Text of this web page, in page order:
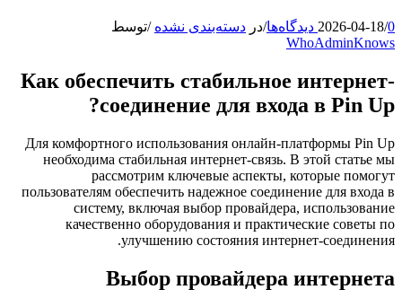
2026-04-18/0 دیدگاه‌ها /در دسته‌بندی نشده /توسط
WhoAdminKnows
Как обеспечить стабильное интернет-
соединение для входа в Pin Up?
Для комфортного использования онлайн-платформы Pin Up
необходима стабильная интернет-связь. В этой статье мы
рассмотрим ключевые аспекты, которые помогут
пользователям обеспечить надежное соединение для входа в
систему, включая выбор провайдера, использование
качественно оборудования и практические советы по
улучшению состояния интернет-соединения.
Выбор провайдера интернета